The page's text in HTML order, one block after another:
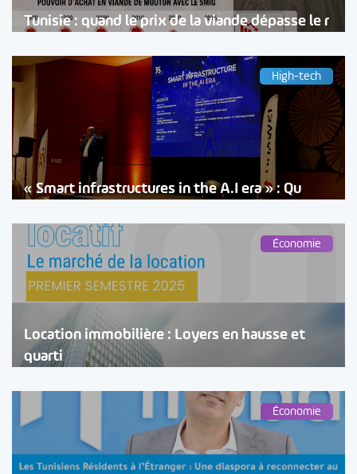
Tunisie : quand le prix de la viande dépasse le r
High-tech
« Smart infrastructures in the A.I era » : Qu
Économie
Location immobilière : Loyers en hausse et
quarti
Économie